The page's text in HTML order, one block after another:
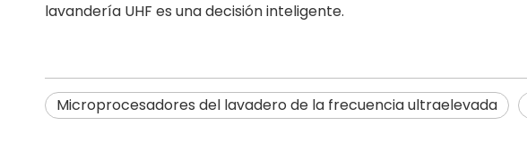
lavandería UHF es una decisión inteligente.
Microprocesadores del lavadero de la frecuencia ultraelevada